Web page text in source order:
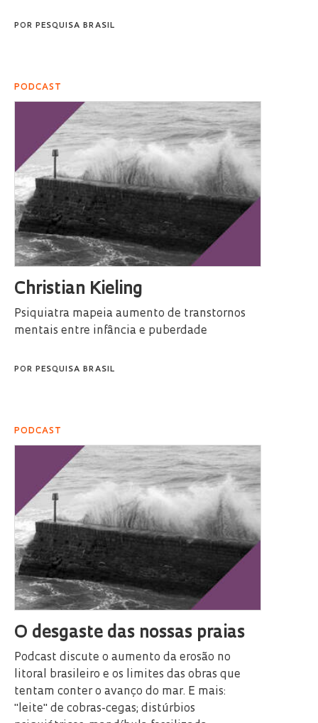
POR PESQUISA BRASIL
PODCAST
Christian Kieling
Psiquiatra mapeia aumento de transtornos
mentais entre infância e puberdade
POR PESQUISA BRASIL
PODCAST
O desgaste das nossas praias
Podcast discute o aumento da erosão no
litoral brasileiro e os limites das obras que
tentam conter o avanço do mar. E mais:
"leite" de cobras-cegas; distúrbios